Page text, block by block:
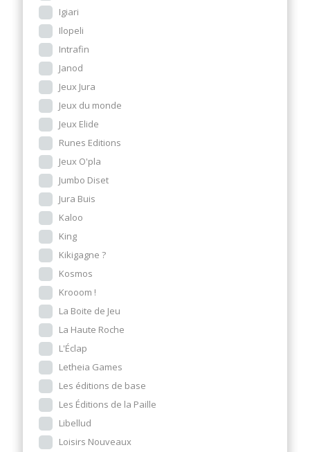
Igiari
Ilopeli
Intrafin
Janod
Jeux Jura
Jeux du monde
Jeux Elide
Runes Editions
Jeux O'pla
Jumbo Diset
Jura Buis
Kaloo
King
Kikigagne ?
Kosmos
Krooom !
La Boite de Jeu
La Haute Roche
L'Éclap
Letheia Games
Les éditions de base
Les Éditions de la Paille
Libellud
Loisirs Nouveaux